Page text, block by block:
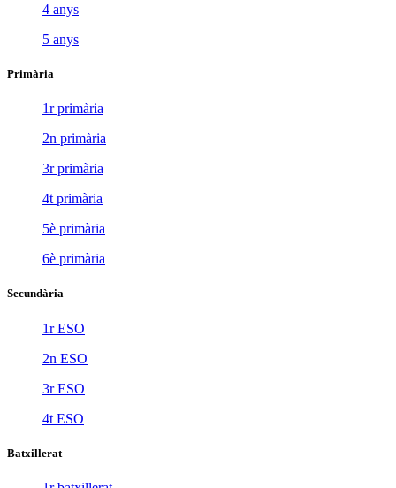
4 anys
5 anys
Primària
1r primària
2n primària
3r primària
4t primària
5è primària
6è primària
Secundària
1r ESO
2n ESO
3r ESO
4t ESO
Batxillerat